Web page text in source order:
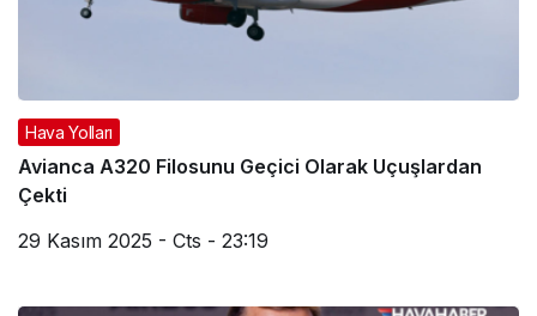
Hava Yolları
Avianca A320 Filosunu Geçici Olarak Uçuşlardan
Çekti
29 Kasım 2025 - Cts - 23:19